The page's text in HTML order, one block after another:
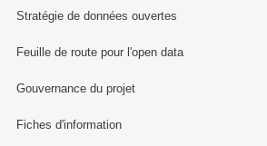
Stratégie de données ouvertes
Feuille de route pour l'open data
Gouvernance du projet
Fiches d'information